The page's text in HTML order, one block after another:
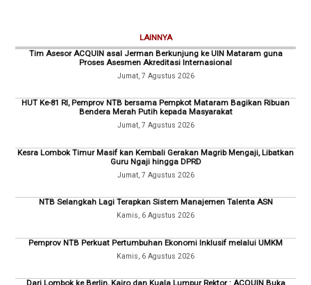
LAINNYA
Tim Asesor ACQUIN asal Jerman Berkunjung ke UIN Mataram guna
Proses Asesmen Akreditasi Internasional
Jumat, 7 Agustus 2026
HUT Ke-81 RI, Pemprov NTB bersama Pempkot Mataram Bagikan Ribuan
Bendera Merah Putih kepada Masyarakat
Jumat, 7 Agustus 2026
Kesra Lombok Timur Masif kan Kembali Gerakan Magrib Mengaji, Libatkan
Guru Ngaji hingga DPRD
Jumat, 7 Agustus 2026
NTB Selangkah Lagi Terapkan Sistem Manajemen Talenta ASN
Kamis, 6 Agustus 2026
Pemprov NTB Perkuat Pertumbuhan Ekonomi Inklusif melalui UMKM
Kamis, 6 Agustus 2026
Dari Lombok ke Berlin, Kairo dan Kuala Lumpur Rektor : ACQUIN Buka